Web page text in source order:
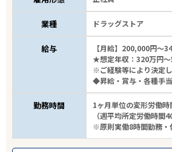
業種 ドラッグストア
給与
【月給】200,000円～
★想定年収：320万円
※ご経験等により決定
◆昇給・賞与・各種手
勤務時間
1ヶ月単位の変形労働時
（週平均所定労働時間
※原則実働8時間勤務・